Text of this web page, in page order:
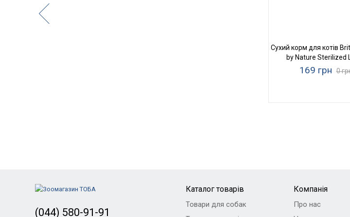
Сухий корм для котів
by Nature Sterilized
169 грн 0
(044) 580-91-91
Каталог товарів
Товари для собак
Компанія
Про нас